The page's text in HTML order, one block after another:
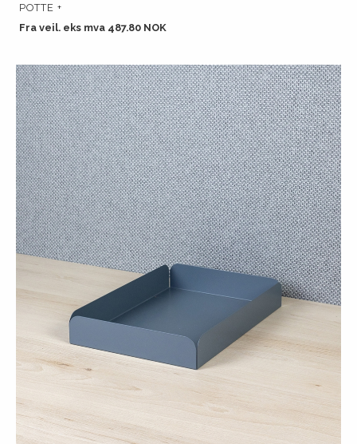
POTTE +
Fra veil. eks mva 487.80 NOK